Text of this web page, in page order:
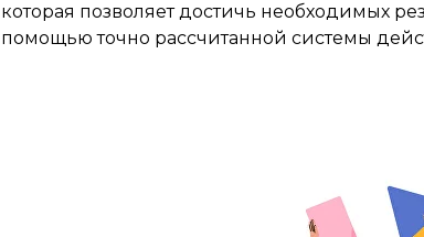
которая позволяет достичь необходимых
помощью точно рассчитанной системы